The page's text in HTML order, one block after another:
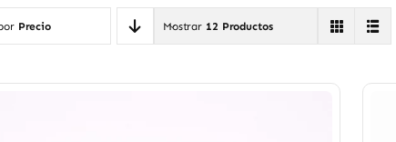
Precio Mostrar 12 Productos